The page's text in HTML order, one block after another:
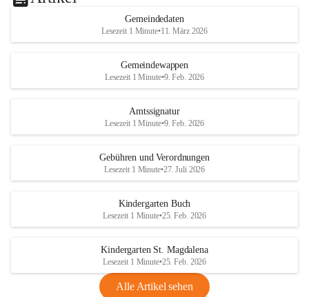
Gemeindedaten
Lesezeit 1 Minute•11. März 2026
Gemeindewappen
Lesezeit 1 Minute•9. Feb. 2026
Amtssignatur
Lesezeit 1 Minute•9. Feb. 2026
Gebühren und Verordnungen
Lesezeit 1 Minute•27. Juli 2026
Kindergarten Buch
Lesezeit 1 Minute•25. Feb. 2026
Kindergarten St. Magdalena
Lesezeit 1 Minute•25. Feb. 2026
Alle Artikel sehen